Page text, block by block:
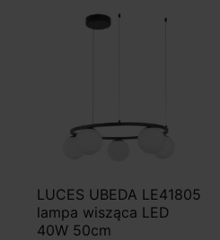
LUCES UBEDA LE41805
lampa wisząca LED
40W 50cm